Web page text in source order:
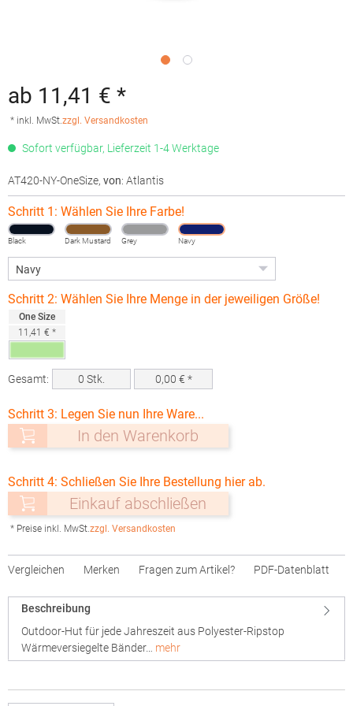
ab 11,41 € *
* inkl. MwSt.zzgl. Versandkosten
Sofort verfügbar, Lieferzeit 1-4 Werktage
AT420-NY-OneSize, von: Atlantis
Schritt 1: Wählen Sie Ihre Farbe!
Black Dark Mustard Grey Navy
Schritt 2: Wählen Sie Ihre Menge in der jeweiligen Größe!
One Size
11,41 € *
Gesamt: 0 Stk. 0,00 € *
Schritt 3: Legen Sie nun Ihre Ware...
In den Warenkorb
Schritt 4: Schließen Sie Ihre Bestellung hier ab.
Einkauf abschließen
* Preise inkl. MwSt.zzgl. Versandkosten
Vergleichen Merken Fragen zum Artikel? PDF-Datenblatt
Beschreibung
Outdoor-Hut für jede Jahreszeit aus Polyester-Ripstop
Wärmeversiegelte Bänder… mehr